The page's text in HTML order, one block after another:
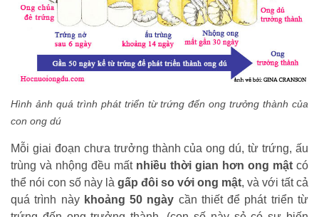
Hình ảnh quá trình phát triển từ trứng đến ong trưởng thành của
con ong dú
Mỗi giai đoạn chưa trưởng thành của ong dú, từ trứng, ấu
trùng và nhộng đều mất nhiều thời gian hơn ong mật có
thể nói con số này là gấp đôi so với ong mật, và với tất cả
quá trình này khoảng 50 ngày cần thiết để phát triển từ